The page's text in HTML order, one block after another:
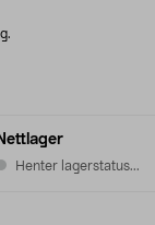
Henter lagerstatus...